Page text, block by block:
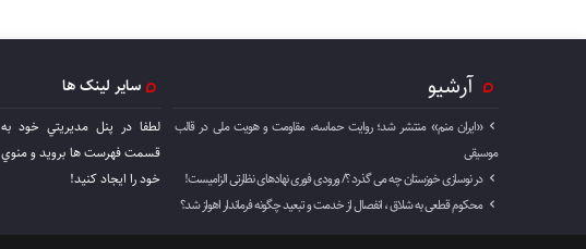
آرشیو
«ایران منم» منتشر شد؛ روایت حماسه، مقاومت و هویت ملی در قالب
موسیقی
در نوسازی خوزستان چه می گذرد ؟/ ورودی فوری نهادهای نظارتی الزامیست!
محکوم قطعی به شلاق ، انفصال از خدمت و تبعید چگونه فرماندار اهواز شد؟
سایر لینک ها
لطفا در پنل مديريتي خود به
قسمت فهرست ها برويد و منوي
خود را ايجاد كنيد!